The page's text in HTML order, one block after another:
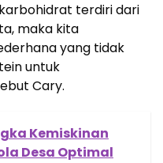
terdiri dari
maka kita
yang tidak
untuk
Cary.
Kemiskinan
Desa Optimal